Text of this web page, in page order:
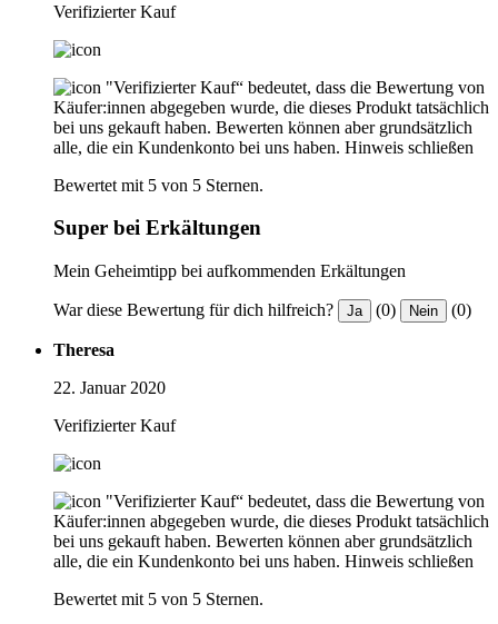
Verifizierter Kauf
"Verifizierter Kauf“ bedeutet, dass die Bewertung von
Käufer:innen abgegeben wurde, die dieses Produkt tatsächlich
bei uns gekauft haben. Bewerten können aber grundsätzlich
alle, die ein Kundenkonto bei uns haben. Hinweis schließen
Bewertet mit 5 von 5 Sternen.
Super bei Erkältungen
Mein Geheimtipp bei aufkommenden Erkältungen
War diese Bewertung für dich hilfreich? Ja (0) Nein (0)
Theresa
22. Januar 2020
Verifizierter Kauf
"Verifizierter Kauf“ bedeutet, dass die Bewertung von
Käufer:innen abgegeben wurde, die dieses Produkt tatsächlich
bei uns gekauft haben. Bewerten können aber grundsätzlich
alle, die ein Kundenkonto bei uns haben. Hinweis schließen
Bewertet mit 5 von 5 Sternen.